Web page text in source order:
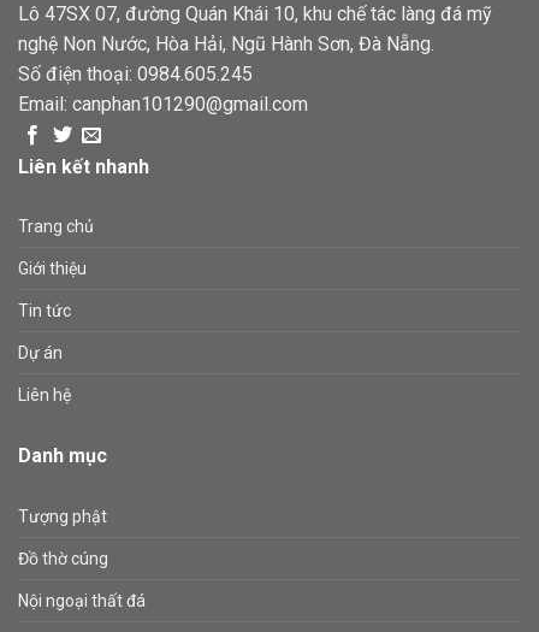
Lô 47SX 07, đường Quán Khái 10, khu chế tác làng đá mỹ
nghệ Non Nước, Hòa Hải, Ngũ Hành Sơn, Đà Nẵng.
Số điện thoại: 0984.605.245
Email: canphan101290@gmail.com
Liên kết nhanh
Trang chủ
Giới thiệu
Tin tức
Dự án
Liên hệ
Danh mục
Tượng phật
Đồ thờ cúng
Nội ngoại thất đá